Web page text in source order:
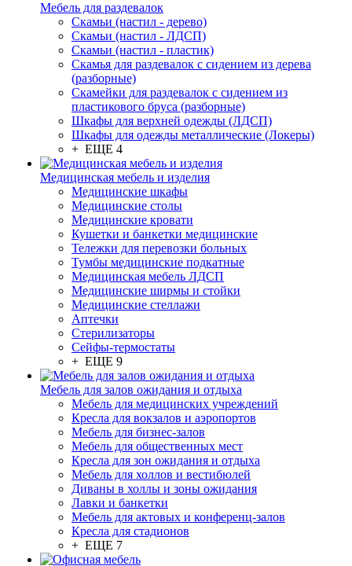
Мебель для раздевалок
Скамьи (настил - дерево)
Скамьи (настил - ЛДСП)
Скамьи (настил - пластик)
Скамья для раздевалок с сидением из дерева
(разборные)
Скамейки для раздевалок с сидением из
пластикового бруса (разборные)
Шкафы для верхней одежды (ЛДСП)
Шкафы для одежды металлические (Локеры)
+ ЕЩЕ 4
Медицинская мебель и изделия
Медицинские шкафы
Медицинские столы
Медицинские кровати
Кушетки и банкетки медицинские
Тележки для перевозки больных
Тумбы медицинские подкатные
Медицинская мебель ЛДСП
Медицинские ширмы и стойки
Медицинские стеллажи
Аптечки
Стерилизаторы
Сейфы-термостаты
+ ЕЩЕ 9
Мебель для залов ожидания и отдыха
Мебель для медицинских учреждений
Кресла для вокзалов и аэропортов
Мебель для бизнес-залов
Мебель для общественных мест
Кресла для зон ожидания и отдыха
Мебель для холлов и вестибюлей
Диваны в холлы и зоны ожидания
Лавки и банкетки
Мебель для актовых и конференц-залов
Кресла для стадионов
+ ЕЩЕ 7